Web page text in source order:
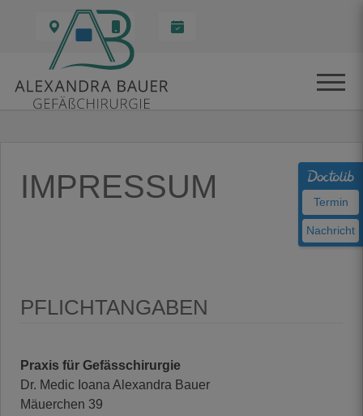
Termin
Nachricht
IMPRESSUM
PFLICHTANGABEN
Praxis für Gefässchirurgie
Dr. Medic Ioana Alexandra Bauer
Mäuerchen 39